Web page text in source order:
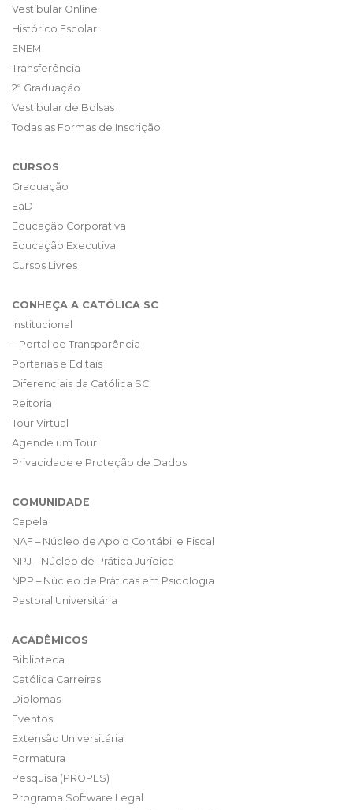
Vestibular Online
Histórico Escolar
ENEM
Transferência
2ª Graduação
Vestibular de Bolsas
Todas as Formas de Inscrição
CURSOS
Graduação
EaD
Educação Corporativa
Educação Executiva
Cursos Livres
CONHEÇA A CATÓLICA SC
Institucional
– Portal de Transparência
Portarias e Editais
Diferenciais da Católica SC
Reitoria
Tour Virtual
Agende um Tour
Privacidade e Proteção de Dados
COMUNIDADE
Capela
NAF – Núcleo de Apoio Contábil e Fiscal
NPJ – Núcleo de Prática Jurídica
NPP – Núcleo de Práticas em Psicologia
Pastoral Universitária
ACADÊMICOS
Biblioteca
Católica Carreiras
Diplomas
Eventos
Extensão Universitária
Formatura
Pesquisa (PROPES)
Programa Software Legal